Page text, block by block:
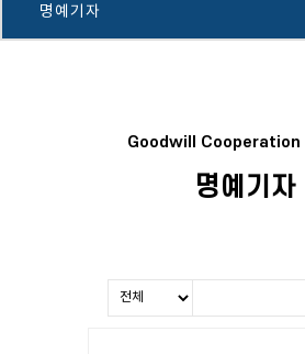
명예기자
Goodwill Cooperation
명예기자